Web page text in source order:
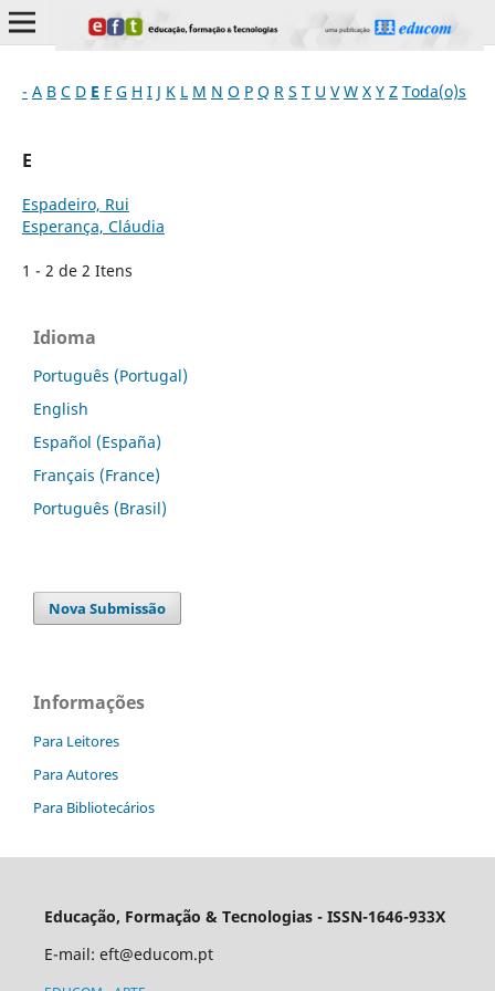
- A B C D E F G H I J K L M N O P Q R S T U V W X Y Z Toda(o)s
E
Espadeiro, Rui
Esperança, Cláudia
1 - 2 de 2 Itens
Idioma
Português (Portugal)
English
Español (España)
Français (France)
Português (Brasil)
Nova Submissão
Informações
Para Leitores
Para Autores
Para Bibliotecários
Educação, Formação & Tecnologias - ISSN-1646-933X
E-mail: eft@educom.pt